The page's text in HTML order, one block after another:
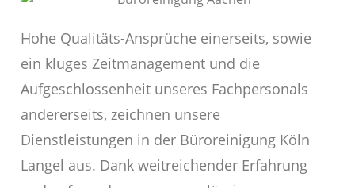
Hohe Qualitäts-Ansprüche einerseits, sowie
ein kluges Zeitmanagement und die
Aufgeschlossenheit unseres Fachpersonals
andererseits, zeichnen unsere
Dienstleistungen in der Büroreinigung Köln
Langel aus. Dank weitreichender Erfahrung